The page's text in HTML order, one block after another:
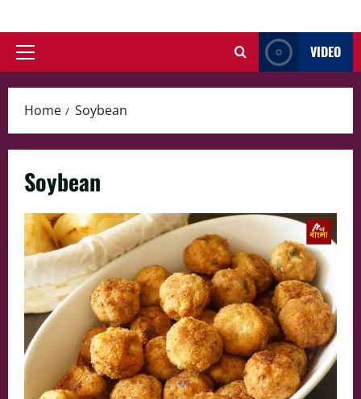
to
contentPrimary
VIDEO
Home Soybean
Soybean